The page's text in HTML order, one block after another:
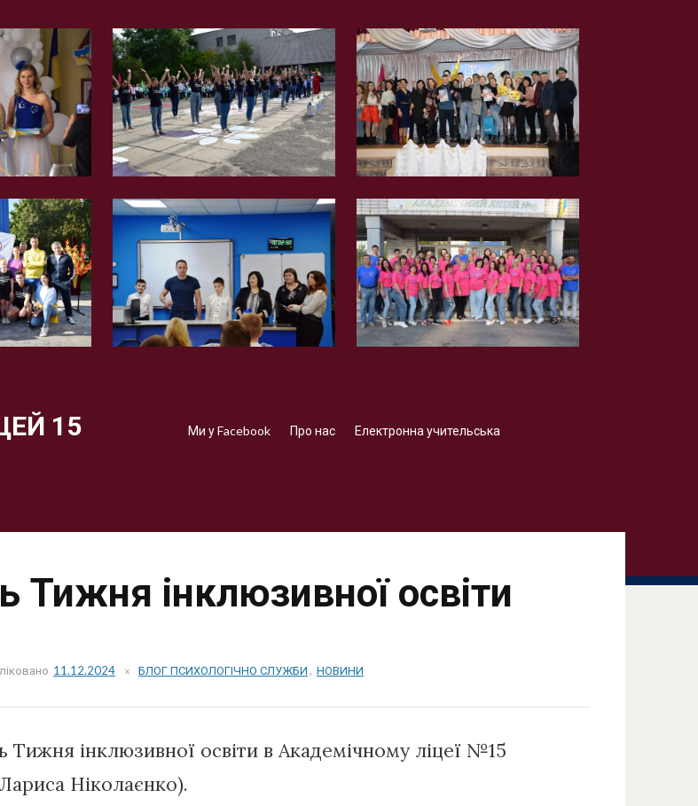
15 Ми у Facebook Про нас Електронна учительська
Тижня інклюзивної освіти
11.12.2024 БЛОГ ПСИХОЛОГІЧНО СЛУЖБИ, НОВИНИ
Тижня інклюзивної освіти в Академічному ліцеї №15
Ніколаєнко).